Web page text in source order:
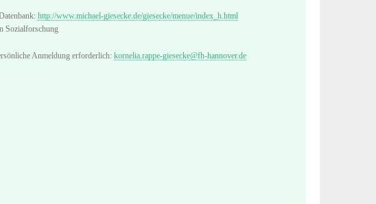
http://www.michael-giesecke.de/giesecke/menue/index_h.html
Sozialforschung
Anmeldung erforderlich: kornelia.rappe-giesecke@fh-hannover.de